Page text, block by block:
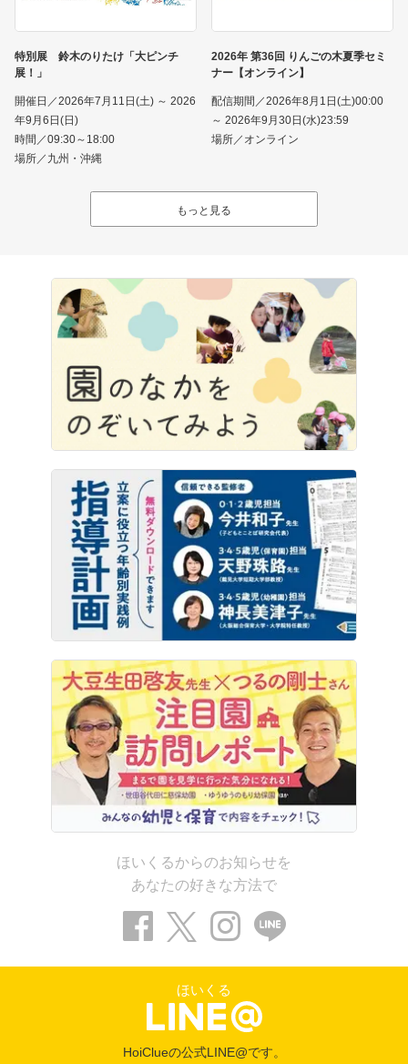
特別展 鈴木のりたけ「大ピンチ
展！」
開催日／2026年7月11日(土) ～ 2026
年9月6日(日)
時間／09:30～18:00
場所／九州・沖縄
2026年 第36回 りんごの木夏季セミ
ナー【オンライン】
配信期間／2026年8月1日(土)00:00
～ 2026年9月30日(水)23:59
場所／オンライン
もっと見る
ほいくるからのお知らせを
あなたの好きな方法で
ほいくる
HoiClueの公式LINE@です。